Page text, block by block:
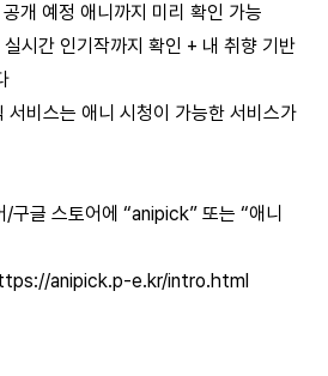
개 예정 애니까지 미리 확인 가능
시간 인기작까지 확인 + 내 취향 기반
서비스는 애니 시청이 가능한 서비스가
/구글 스토어에 “anipick” 또는 “애니
anipick.p-e.kr/intro.html